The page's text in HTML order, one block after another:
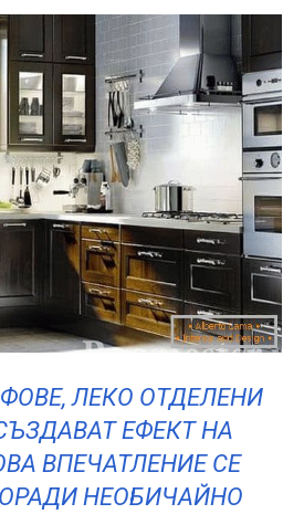
ЛЕКО ОТДЕЛЕНИ
ЕФЕКТ НА
ВПЕЧАТЛЕНИЕ СЕ
НЕОБИЧАЙНО